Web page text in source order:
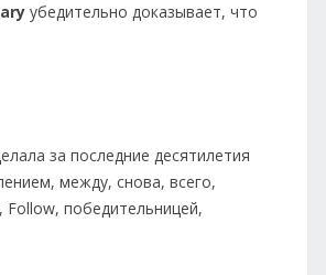
убедительно доказывает, что